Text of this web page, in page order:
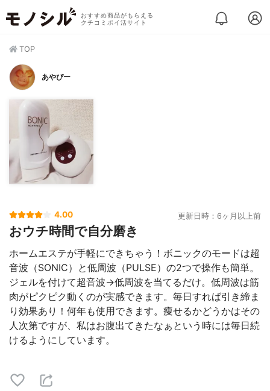
おすすめ商品がもらえる
クチコミポイ活サイト
TOP
あやぴー
4.00 更新日時：6ヶ月以上前
おウチ時間で自分磨き
ホームエステが手軽にできちゃう！ボニックのモードは超
音波（SONIC）と低周波（PULSE）の2つで操作も簡単。
ジェルを付けて超音波→低周波を当てるだけ。低周波は筋
肉がピクピク動くのが実感できます。毎日すれば引き締ま
り効果あり！何年も使用できます。痩せるかどうかはその
人次第ですが、私はお腹出てきたなぁという時には毎日続
けるようにしています。